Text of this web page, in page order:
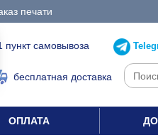
печати
пункт самовывоза
бесплатная доставка
ОПЛАТА